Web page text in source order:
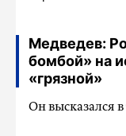
Медведев:
бомбой» на
«грязной»
Он высказался